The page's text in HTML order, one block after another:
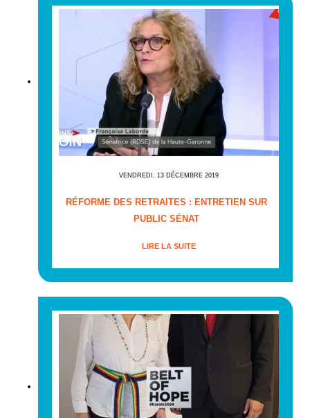
VENDREDI, 13 DÉCEMBRE 2019
RÉFORME DES RETRAITES : ENTRETIEN SUR
PUBLIC SÉNAT
LIRE LA SUITE